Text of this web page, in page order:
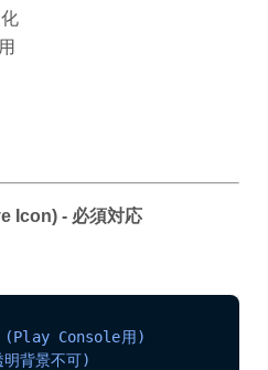
Icon) - 必須対応
Console用)
背景不可)